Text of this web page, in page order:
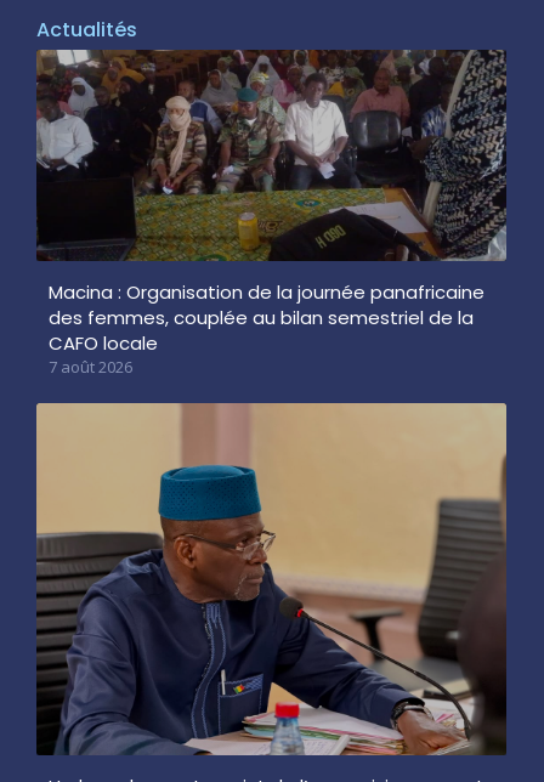
Actualités
Macina : Organisation de la journée panafricaine
des femmes, couplée au bilan semestriel de la
CAFO locale
7 août 2026